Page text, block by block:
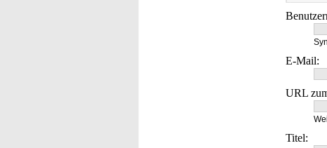
E-Mail:
URL
Titel: